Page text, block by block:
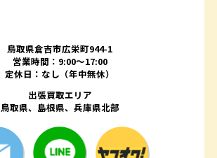
鳥取県倉吉市広栄町944-1
営業時間：9:00～17:00
定休日：なし（年中無休）
出張買取エリア
鳥取県、島根県、兵庫県北部